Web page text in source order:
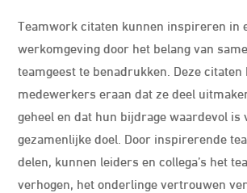
Teamwork citaten kunnen inspireren in
werkomgeving door het belang van
teamgeest te benadrukken. Deze
medewerkers eraan dat ze deel
geheel en dat hun bijdrage waardevol is
gezamenlijke doel. Door inspirerende
delen, kunnen leiders en collega’s het
verhogen, het onderlinge vertrouwen